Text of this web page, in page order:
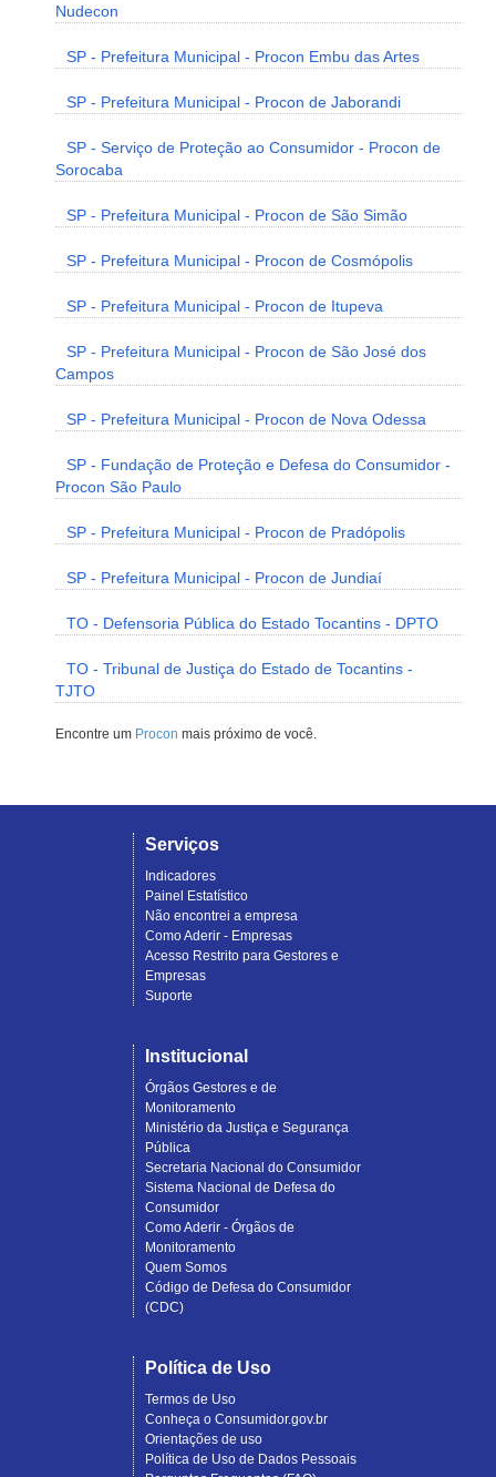
Nudecon
SP - Prefeitura Municipal - Procon Embu das Artes
SP - Prefeitura Municipal - Procon de Jaborandi
SP - Serviço de Proteção ao Consumidor - Procon de
Sorocaba
SP - Prefeitura Municipal - Procon de São Simão
SP - Prefeitura Municipal - Procon de Cosmópolis
SP - Prefeitura Municipal - Procon de Itupeva
SP - Prefeitura Municipal - Procon de São José dos
Campos
SP - Prefeitura Municipal - Procon de Nova Odessa
SP - Fundação de Proteção e Defesa do Consumidor -
Procon São Paulo
SP - Prefeitura Municipal - Procon de Pradópolis
SP - Prefeitura Municipal - Procon de Jundiaí
TO - Defensoria Pública do Estado Tocantins - DPTO
TO - Tribunal de Justiça do Estado de Tocantins -
TJTO
Encontre um Procon mais próximo de você.
Serviços
Indicadores
Painel Estatístico
Não encontrei a empresa
Como Aderir - Empresas
Acesso Restrito para Gestores e
Empresas
Suporte
Institucional
Órgãos Gestores e de
Monitoramento
Ministério da Justiça e Segurança
Pública
Secretaria Nacional do Consumidor
Sistema Nacional de Defesa do
Consumidor
Como Aderir - Órgãos de
Monitoramento
Quem Somos
Código de Defesa do Consumidor
(CDC)
Política de Uso
Termos de Uso
Conheça o Consumidor.gov.br
Orientações de uso
Política de Uso de Dados Pessoais